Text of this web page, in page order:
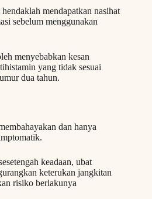
mendapatkan nasihat
sebelum menggunakan
menyebabkan kesan
yang tidak sesuai
dua tahun.
dan hanya
keadaan, ubat
keterukan jangkitan
risiko berlakunya